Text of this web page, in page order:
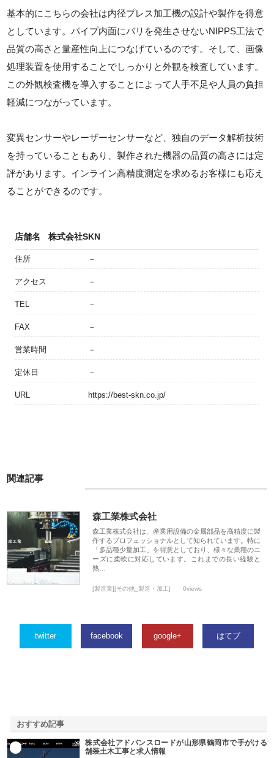
基本的にこちらの会社は内径プレス加工機の設計や製作を得意
としています。パイプ内面にバリを発生させないNIPPS工法で
品質の高さと量産性向上につなげているのです。そして、画像
処理装置を使用することでしっかりと外観を検査しています。
この外観検査機を導入することによって人手不足や人員の負担
軽減につながっています。
変異センサーやレーザーセンサーなど、独自のデータ解析技術
を持っていることもあり、製作された機器の品質の高さには定
評があります。インライン高精度測定を求めるお客様にも応え
ることができるのです。
店舗名 株式会社SKN
住所 －
アクセス －
TEL －
FAX －
営業時間 －
定休日 －
URL https://best-skn.co.jp/
関連記事
森工業株式会社
森工業株式会社は、産業用設備の金属部品を高精度に製
作するプロフェッショナルとして知られています。特に
「多品種少量加工」を得意としており、様々な業種のニ
ーズに柔軟に対応しています。これまでの長い経験と
熟…
[製造業][その他_製造・加工] 0views
twitter facebook google+ はてブ
おすすめ記事
株式会社アドバンスロードが山形県鶴岡市で手がける
舗装土木工事と求人情報